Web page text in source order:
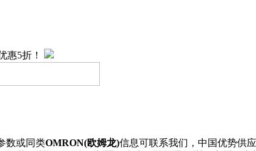
惠5折！
数或同类OMRON(欧姆龙)信息可联系我们，中国优势供